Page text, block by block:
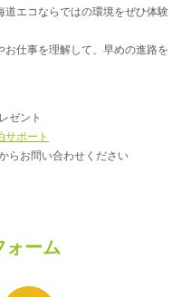
道エコならではの環境をぜひ体験
仕事を理解して、早めの進路を
ゼント
サポート
らお問い合わせください
ォーム